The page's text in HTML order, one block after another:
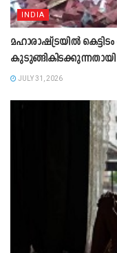
INDIA
മഹാരാഷ്ട്രയിൽ
JULY 31, 2026